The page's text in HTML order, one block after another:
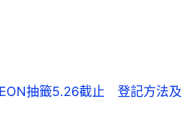
抽籤5.26截止 登記方法及